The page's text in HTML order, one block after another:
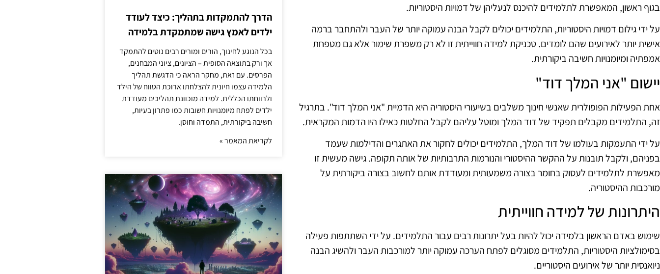
בגוף ראשון, המאפשרת לתלמידים להיכנס לנעליהן של דמויות היסטוריות.
על ידי גילום דמויות היסטוריות, התלמידים יכולים לקבל הבנה עמוקה יותר של העבר ולהתחבר ברמה
אישית יותר לאירועים שהם לומדים. טכניקת למידה חווייתית זו לא רק משפרת שימור אלא גם מטפחת
אמפתיה ומיומנויות חשיבה ביקורתית.
יישום "אני המלך דוד"
אחת הפעילות הפופולרית שאנשי חינוך משלבים בשיעורי היסטוריה היא הדמיית "אני המלך דוד". בתרגיל
זה, התלמידים מקבלים תפקיד של דוד המלך ומוטל עליהם לקבל החלטות כאילו היו הדמות המקראית.
על ידי התעמקות בעולמו של דוד המלך, התלמידים יכולים לחקור את האתגרים והדילמות שעמד
בפניהם, ולקבל תובנות על ההקשר ההיסטורי והנורמות התרבותיות של אותה תקופה. גישה מעשית זו
מאפשרת לתלמידים לעסוק בחומר בצורה משמעותית ומעודדת אותם לחשוב בצורה ביקורתית על
מורכבות ההיסטוריה.
היתרונות של למידה חווייתית
שימוש באדם הראשון בלמידה יכול להיות בעל יתרונות רבים עבור התלמידים. על ידי השתתפות פעילה
בסימולציות היסטוריות, התלמידים מסוגלים לפתח הערכה עמוקה יותר למורכבות העבר ולהשיג הבנה
ניואנסית יותר של אירועים היסטוריים.
הדרך להתמקדות בתהליך: כיצד לעודד
ילדים לאמץ גישה שמתמקדת בלמידה
בכל הנוגע לחינוך, הורים ומורים רבים נוטים להתמקד
אך ורק בתוצאה הסופית – הציונים, ציוני המבחנים,
הפרסים. עם זאת, מחקר הראה כי הדגשת תהליך
הלמידה עצמו חיונית להצלחתו ארוכת הטווח של הילד
ולרווחתו הכללית. למידה מוכוונת תהליכים מעודדת
ילדים לפתח מיומנויות חשובות כמו פתרון בעיות,
חשיבה ביקורתית, התמדה וחוסן.
לקריאת המאמר »